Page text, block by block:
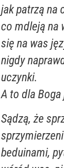
jak patrzą na
co mdleją na
się na was
nigdy
uczynki.
A to dla Boga
Sądzą, że
beduinami,